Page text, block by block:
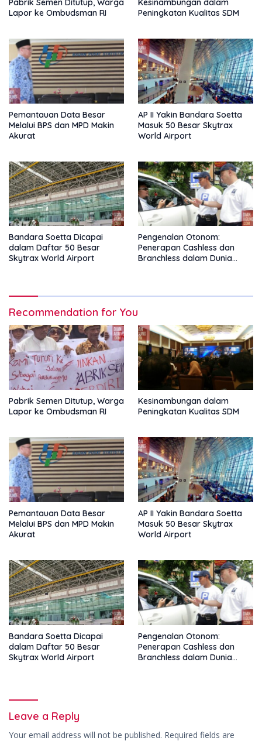
Pabrik Semen Ditutup, Warga
Lapor ke Ombudsman RI
Kesinambungan dalam
Peningkatan Kualitas SDM
Pemantauan Data Besar
Melalui BPS dan MPD Makin
Akurat
AP II Yakin Bandara Soetta
Masuk 50 Besar Skytrax
World Airport
Bandara Soetta Dicapai
dalam Daftar 50 Besar
Skytrax World Airport
Pengenalan Otonom:
Penerapan Cashless dan
Branchless dalam Dunia
Recommendation for You
Pabrik Semen Ditutup, Warga
Lapor ke Ombudsman RI
Kesinambungan dalam
Peningkatan Kualitas SDM
Pemantauan Data Besar
Melalui BPS dan MPD Makin
Akurat
AP II Yakin Bandara Soetta
Masuk 50 Besar Skytrax
World Airport
Bandara Soetta Dicapai
dalam Daftar 50 Besar
Skytrax World Airport
Pengenalan Otonom:
Penerapan Cashless dan
Branchless dalam Dunia
Leave a Reply
Your email address will not be published. Required fields are